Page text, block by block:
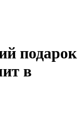
подарок
в